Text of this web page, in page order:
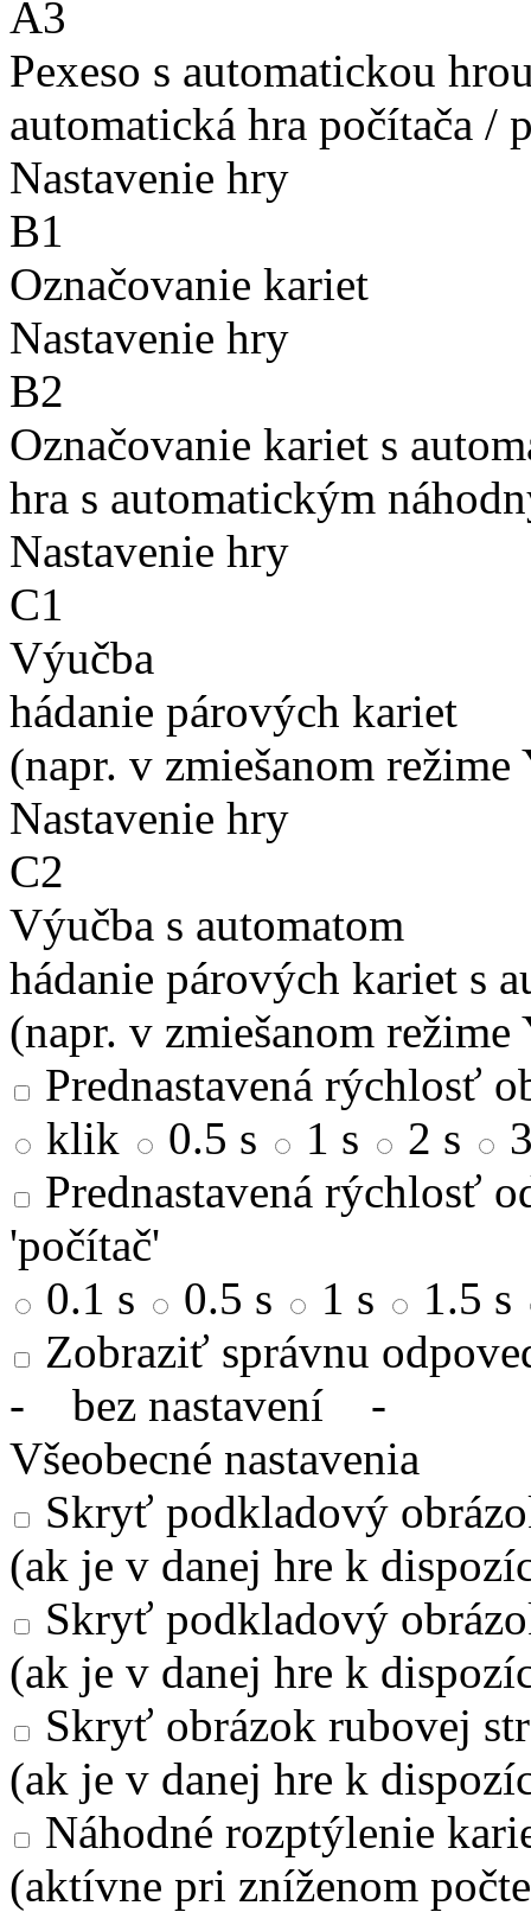
A3
Pexeso s automatickou
automatická hra počítača /
Nastavenie hry
B1
Označovanie kariet
Nastavenie hry
B2
Označovanie kariet s
hra s automatickým
Nastavenie hry
C1
Výučba
hádanie párových kariet
(napr. v zmiešanom režime
Nastavenie hry
C2
Výučba s automatom
hádanie párových kariet s
(napr. v zmiešanom režime
Prednastavená rýchlosť
klik
0.5 s 1 s 2 s
Prednastavená rýchlosť
'počítač'
0.1 s
0.5 s 1 s
1.5 s
Zobraziť správnu
- bez nastavení -
Všeobecné nastavenia
Skryť podkladový
(ak je v danej hre k
Skryť podkladový
(ak je v danej hre k
Skryť obrázok rubovej
(ak je v danej hre k
Náhodné rozptýlenie
(aktívne pri zníženom